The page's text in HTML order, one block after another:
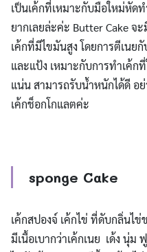
เป็นเค้กที่เหมาะกับมือใหม่หัด
ยากเลยล่ะค่ะ Butter Cake จ
เค้กที่มีไขมันสูง โดยการตีเนย
และแป้ง เหมาะกับการทำเค้ก
แน่น สามารถรับน้ำหนักได้ดี อย่
เค้กช็อกโกแลตค่ะ
sponge Cake
เค้กสปองจ์ เค้กไข่ ที่ดับกลิ่นไข่
มีเนื้อเบากว่าเค้กเนย เด้ง นุ่ม